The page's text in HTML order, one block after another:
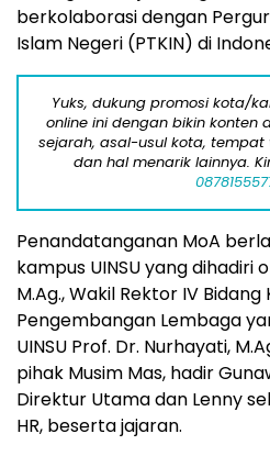
berkolaborasi dengan
Islam Negeri (PTKIN) di
Yuks, dukung promosi kota/
online ini dengan bikin konten
sejarah, asal-usul kota, tempat
dan hal menarik lainnya.
Penandatanganan MoA
kampus UINSU yang dihadiri
M.Ag., Wakil Rektor IV
Pengembangan Lembaga
UINSU Prof. Dr. Nurhayati,
pihak Musim Mas, hadir
Direktur Utama dan Lenny
HR, beserta jajaran.